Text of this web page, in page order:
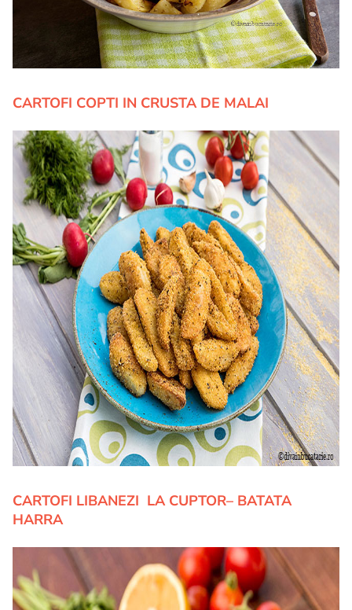
CARTOFI COPTI IN CRUSTA DE MALAI
CARTOFI LIBANEZI LA CUPTOR– BATATA
HARRA